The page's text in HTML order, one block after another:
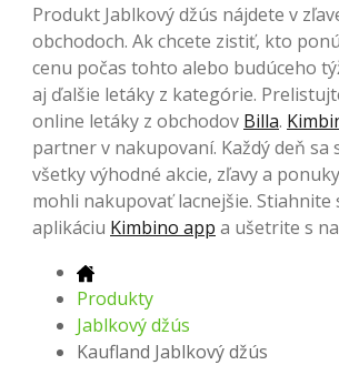
Produkt Jablkový džús nájdete v
obchodoch. Ak chcete zistiť, kto
cenu počas tohto alebo budúceho
aj ďalšie letáky z kategórie.
online letáky z obchodov Billa.
partner v nakupovaní. Každý deň sa
všetky výhodné akcie, zľavy a
mohli nakupovať lacnejšie. Stiahnite
aplikáciu Kimbino app a ušetrite s
Produkty
Jablkový džús
Kaufland Jablkový džús